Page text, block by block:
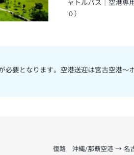
ャトルバス｜空港専
０）
必要となります。空港送迎は宮古空港
復路 沖縄/那覇空港 → 名